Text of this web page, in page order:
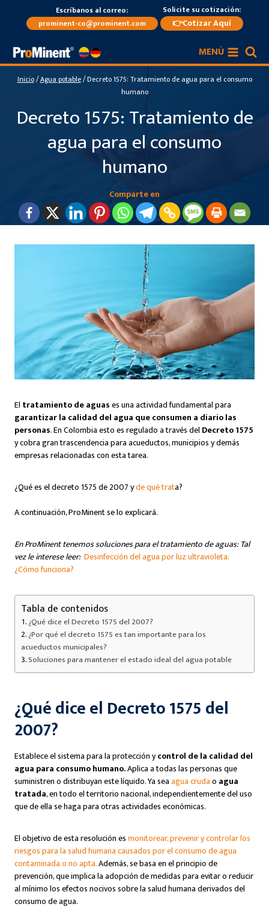
contenido
Escríbanos al correo:
prominent-co@prominent.com
Solicite su cotización:
👉Cotizar Aquí
MENÚ
Inicio/Agua potable/Decreto 1575: Tratamiento de agua para el consumo
humano
Decreto 1575: Tratamiento de
agua para el consumo
humano
Comparte en
El tratamiento de aguases una actividad fundamental para
garantizar la calidad del agua que consumen a diario las
personas. En Colombia esto es regulado a través del Decreto 1575
y cobra gran trascendencia para acueductos, municipios y demás
empresas relacionadas con esta tarea.
¿Qué es el decreto 1575 de 2007 yde qué trata?
A continuación, ProMinent se lo explicará.
En ProMinent tenemos soluciones para el tratamiento de aguas: Tal
vez le interese leer: Desinfección del agua por luz ultravioleta:
¿Cómo funciona?
Tabla de contenidos
¿Qué dice el Decreto 1575 del 2007?
¿Por qué el decreto 1575 es tan importante para los
acueductos municipales?
Soluciones para mantener el estado ideal del agua potable
¿Qué dice el Decreto 1575 del
2007?
Establece el sistema para la protección ycontrol de la calidad del
agua para consumo humano.Aplica a todas las personas que
suministren o distribuyan este líquido. Ya seaagua crudao agua
tratada, en todo el territorio nacional, independientemente del uso
que de ella se haga para otras actividades económicas.
El objetivo de esta resolución esmonitorear, prevenir y controlar los
riesgos para la salud humana causados por el consumo de agua
contaminada o no apta.Además, se basa en el principio de
prevención, que implica la adopción de medidas para evitar o reducir
al mínimo los efectos nocivos sobre la salud humana derivados del
consumo de agua.